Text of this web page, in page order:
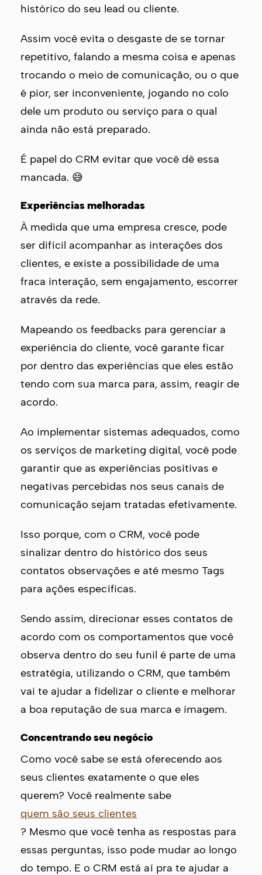
histórico do seu lead ou cliente.
Assim você evita o desgaste de se tornar
repetitivo, falando a mesma coisa e apenas
trocando o meio de comunicação, ou o que
é pior, ser inconveniente, jogando no colo
dele um produto ou serviço para o qual
ainda não está preparado.
É papel do CRM evitar que você dê essa
mancada. 😅
Experiências melhoradas
À medida que uma empresa cresce, pode
ser difícil acompanhar as interações dos
clientes, e existe a possibilidade de uma
fraca interação, sem engajamento, escorrer
através da rede.
Mapeando os feedbacks para gerenciar a
experiência do cliente, você garante ficar
por dentro das experiências que eles estão
tendo com sua marca para, assim, reagir de
acordo.
Ao implementar sistemas adequados, como
os serviços de marketing digital, você pode
garantir que as experiências positivas e
negativas percebidas nos seus canais de
comunicação sejam tratadas efetivamente.
Isso porque, com o CRM, você pode
sinalizar dentro do histórico dos seus
contatos observações e até mesmo Tags
para ações específicas.
Sendo assim, direcionar esses contatos de
acordo com os comportamentos que você
observa dentro do seu funil é parte de uma
estratégia, utilizando o CRM, que também
vai te ajudar a fidelizar o cliente e melhorar
a boa reputação de sua marca e imagem.
Concentrando seu negócio
Como você sabe se está oferecendo aos
seus clientes exatamente o que eles
querem? Você realmente sabe
quem são seus clientes
? Mesmo que você tenha as respostas para
essas perguntas, isso pode mudar ao longo
do tempo. E o CRM está aí pra te ajudar a